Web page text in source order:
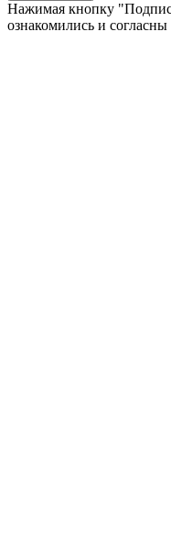
Нажимая кнопку
ознакомились и согласны